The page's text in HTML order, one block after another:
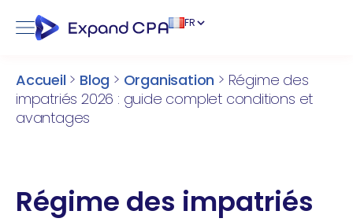
FR
Accueil > Blog > Organisation > Régime des
impatriés 2026 : guide complet conditions et
avantages
Régime des impatriés